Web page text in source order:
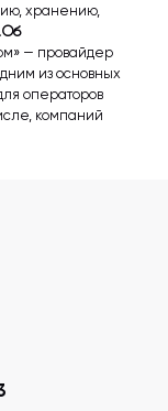
хранению,
Об
— провайдер
из основных
операторов
компаний